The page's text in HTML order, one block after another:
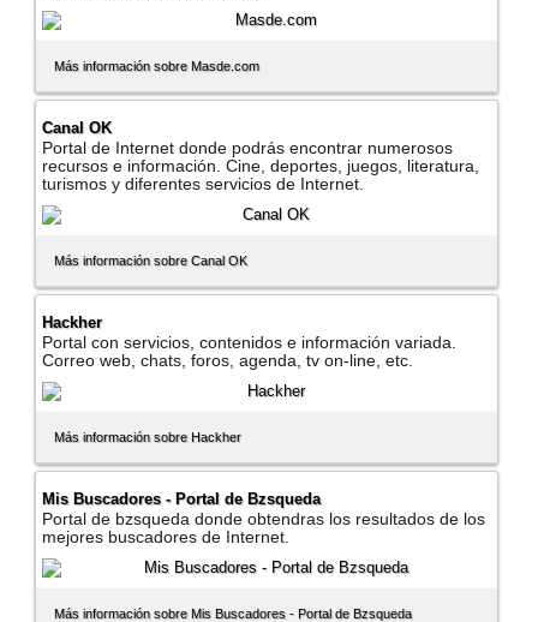
Más información sobre Masde.com
Canal OK
Portal de Internet donde podrás encontrar numerosos
recursos e información. Cine, deportes, juegos, literatura,
turismos y diferentes servicios de Internet.
Más información sobre Canal OK
Hackher
Portal con servicios, contenidos e información variada.
Correo web, chats, foros, agenda, tv on-line, etc.
Más información sobre Hackher
Mis Buscadores - Portal de Bzsqueda
Portal de bzsqueda donde obtendras los resultados de los
mejores buscadores de Internet.
Más información sobre Mis Buscadores - Portal de Bzsqueda